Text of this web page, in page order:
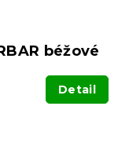
béžové
Detail